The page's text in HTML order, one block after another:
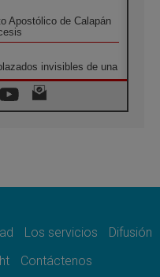
Apostólico de Calapán
invisibles de una
el Papa León señalará
«Exercises in
Los servicios
Difusión
Contáctenos